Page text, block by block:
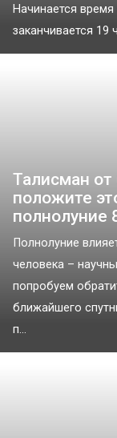
Начинается
заканчивается
Талисман от
положите
полнолуние
Полнолуние
человека –
попробуем
ближайшего
п...